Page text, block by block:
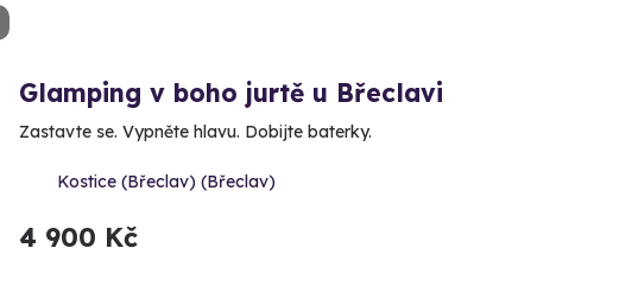
Glamping v boho jurtě u Břeclavi
Zastavte se. Vypněte hlavu. Dobijte baterky.
Kostice (Břeclav) (Břeclav)
4 900 Kč